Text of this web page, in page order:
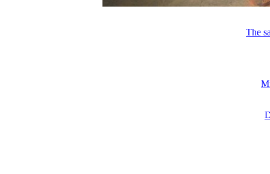
The